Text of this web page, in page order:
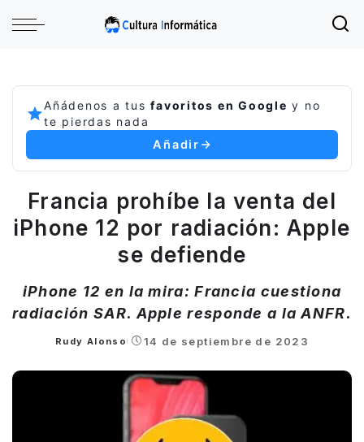
Añádenos a tusfavoritos en Google y no
te pierdas nada
Añadir
Francia prohíbe la venta del
iPhone 12 por radiación: Apple
se defiende
iPhone 12 en la mira: Francia cuestiona
radiación SAR. Apple responde a la ANFR.
Posted
Rudy Alonso 14 de septiembre de 2023